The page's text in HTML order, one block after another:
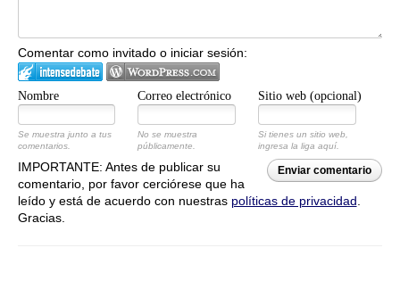
Comentar como invitado o iniciar sesión:
Nombre Correo electrónico Sitio web (opcional)
Se muestra junto a tus
comentarios.
No se muestra
públicamente.
Si tienes un sitio web,
ingresa la liga aquí.
Enviar comentario
IMPORTANTE: Antes de publicar su
comentario, por favor cerciórese que ha
leído y está de acuerdo con nuestras políticas de privacidad
Gracias.